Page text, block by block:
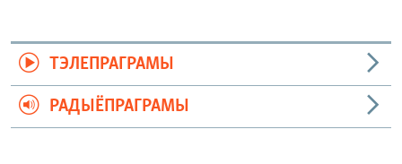
ТЭЛЕПРАГРАМЫ
РАДЫЁПРАГРАМЫ